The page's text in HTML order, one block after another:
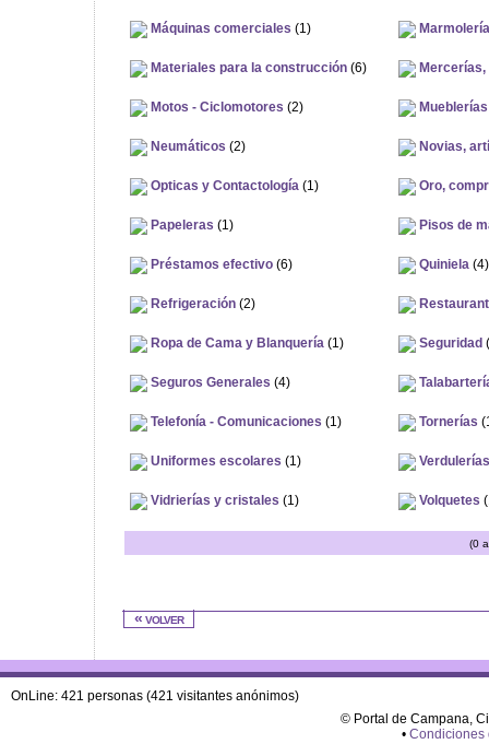
Máquinas comerciales (1)
Materiales para la construcción(6) Mercerías,
Motos - Ciclomotores (2) Mueblerías
Neumáticos (2) Novias,
Opticas y Contactología(1) Oro,
Papeleras (1) Pisos de
Préstamos efectivo(6) Quiniela(4)
Refrigeración(2)
Ropa de Cama y Blanquería(1) Seguridad
Seguros Generales (4)
Telefonía - Comunicaciones (1) Tornerías
Uniformes escolares (1)
Vidrierías y cristales (1) Volquetes
(0
« volver
OnLine: 421 personas (421 visitantes anónimos)
© Portal de Campana,
• Condiciones